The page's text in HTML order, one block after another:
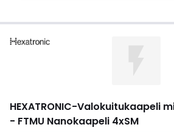
HEXATRONIC-Valokuitukaapeli
- FTMU Nanokaapeli 4xSM